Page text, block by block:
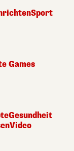
Sport
Games
Gesundheit
Video